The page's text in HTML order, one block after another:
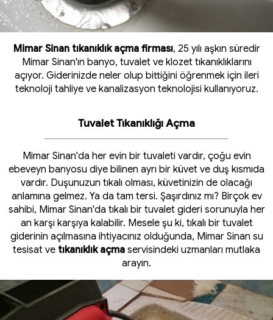
Mimar Sinan tıkanıklık açma firması, 25 yılı aşkın süredir
Mimar Sinan'ın banyo, tuvalet ve klozet tıkanıklıklarını
açıyor. Giderinizde neler olup bittiğini öğrenmek için ileri
teknoloji tahliye ve kanalizasyon teknolojisi kullanıyoruz.
Tuvalet Tıkanıklığı Açma
Mimar Sinan'da her evin bir tuvaleti vardır, çoğu evin
ebeveyn banyosu diye bilinen ayrı bir küvet ve duş kısmıda
vardır. Duşunuzun tıkalı olması, küvetinizin de olacağı
anlamına gelmez. Ya da tam tersi. Şaşırdınız mı? Birçok ev
sahibi, Mimar Sinan'da tıkalı bir tuvalet gideri sorunuyla her
an karşı karşıya kalabilir. Mesele şu ki, tıkalı bir tuvalet
giderinin açılmasına ihtiyacınız olduğunda, Mimar Sinan su
tesisat ve tıkanıklık açma servisindeki uzmanları mutlaka
arayın.